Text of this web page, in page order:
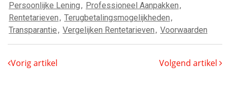
Persoonlijke Lening, Professioneel Aanpakken,
Rentetarieven, Terugbetalingsmogelijkheden,
Transparantie, Vergelijken Rentetarieven, Voorwaarden
Vorig artikel Volgend artikel